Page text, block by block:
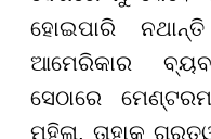
ହୋଇପାରି
ଆମେରିକାର
ସେଠାରେ
ମହିଳା, ତାହାକୁ